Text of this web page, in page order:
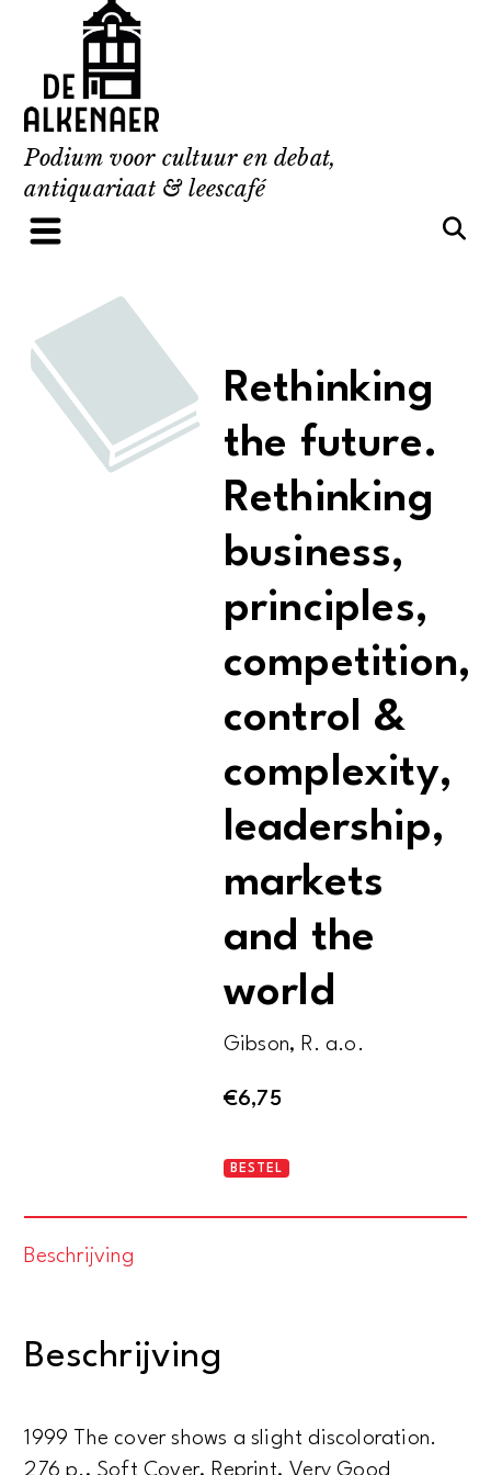
content
Podium voor cultuur en debat,
antiquariaat & leescafé
Rethinking
the future.
Rethinking
business,
principles,
competition,
control &
complexity,
leadership,
markets
and the
world
Gibson, R. a.o.
€6,75
Rethinking
complexity,
BESTEL
Beschrijving
Beschrijving
1999 The cover shows a slight discoloration.
276 p., Soft Cover, Reprint, Very Good